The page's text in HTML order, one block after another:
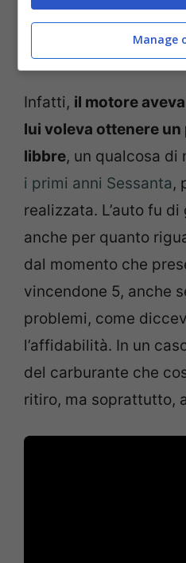
Dailu MK 1 in mostra
Infatti, il motore
lui voleva ottenere un
libbre, un qualcosa
i primi anni Sessanta,
realizzata. L’auto fu
anche per quanto
dal momento che
vincendone 5, anche
problemi, come
l’affidabilità. In un
del carburante che
ritiro, ma soprattutto,
Manage